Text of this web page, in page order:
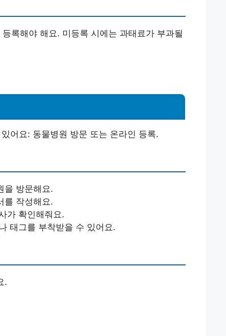
록해야 해요. 미등록 시에는 과태료가 부과될
어요: 동물병원 방문 또는 온라인 등록.
을 방문해요.
를 작성해요.
가 확인해줘요.
태그를 부착받을 수 있어요.
.